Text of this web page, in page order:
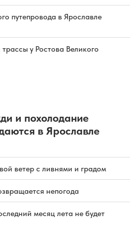
путепровода в Ярославле
у Ростова Великого
и похолодание
в Ярославле
ветер с ливнями и градом
непогода
месяц лета не будет